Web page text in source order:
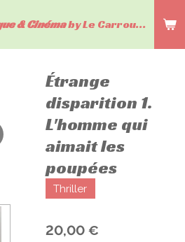
& Cinémaby Le Carrousel du livre
Étrange
disparition 1.
L'homme qui
aimait les
poupées
Thriller
20,00 €